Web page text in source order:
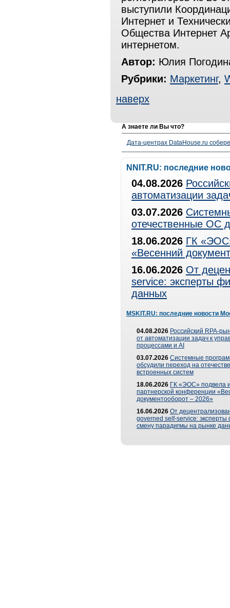
выступили
Интернет и
Общества Интернет
интернетом.
Автор: Юлия
Рубрики: Маркетинг,
наверх
А знаете ли Вы что?
Дата-центрах DataHouse.ru
NNIT.RU: последние
04.08.2026
автоматизации
03.07.2026
отечественные ОС
18.06.2026 ГК
«Весенний
16.06.2026 От
service: эксперты
данных
MSKIT.RU: последние новости
04.08.2026 Российский RPA-
от автоматизации задач к
процессами и AI
03.07.2026 Системные
обсудили переход на
встроенных систем
18.06.2026 ГК «ЭОС» подвела
партнерской конференции
документооборот – 2026»
16.06.2026 От
governed self-service: эксперты
смену парадигмы на рынке